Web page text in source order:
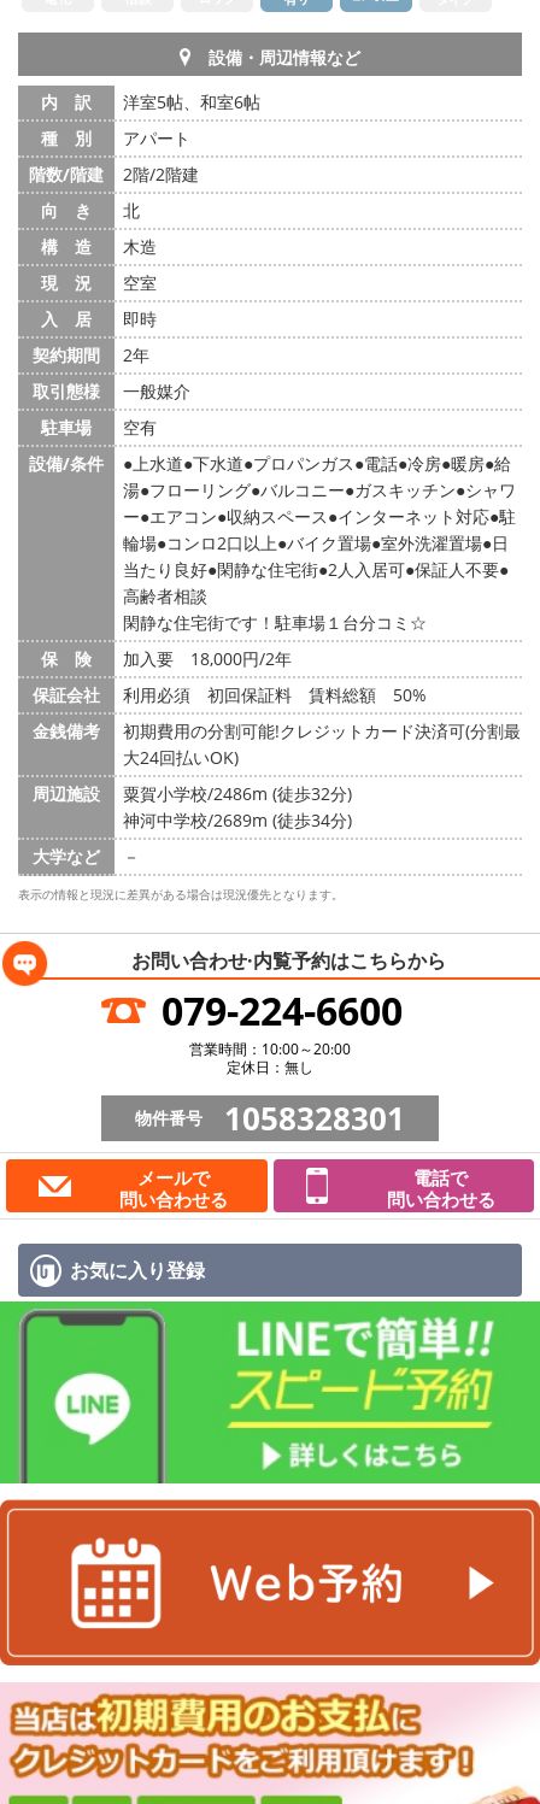
設備・周辺情報など
内 訳
洋室5帖、和室6帖
種 別
アパート
階数/階建
2階/2階建
向 き
北
構 造
木造
現 況
空室
入 居
即時
契約期間
2年
取引態様
一般媒介
駐車場
空有
設備/条件
上水道 下水道 プロパンガス 電話 冷房 暖房 給
湯 フローリング バルコニー ガスキッチン シャワ
ー エアコン 収納スペース インターネット対応 駐
輪場 コンロ2口以上 バイク置場 室外洗濯置場 日
当たり良好 閑静な住宅街 2人入居可 保証人不要
高齢者相談
閑静な住宅街です！駐車場１台分コミ☆
保 険
加入要 18,000円/2年
保証会社
利用必須 初回保証料 賃料総額 50%
金銭備考
初期費用の分割可能!クレジットカード決済可(分割最
大24回払いOK)
周辺施設
粟賀小学校/2486m (徒歩32分)
神河中学校/2689m (徒歩34分)
大学など
－
表示の情報と現況に差異がある場合は現況優先となります。
お問い合わせ·内覧予約はこちらから
079-224-6600
営業時間：10:00～20:00
定休日：無し
物件番号 1058328301
メールで
問い合わせる
電話で
問い合わせる
お気に入り登録